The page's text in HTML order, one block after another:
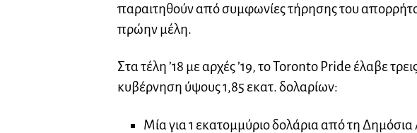
παραιτηθούν από συμφωνίες τήρησης του
πρώην μέλη.
Στα τέλη ’18 με αρχές ’19, το Toronto Pride έλαβε
κυβέρνηση ύψους 1,85 εκατ. δολαρίων:
Μία για 1 εκατομμύριο δολάρια από τη